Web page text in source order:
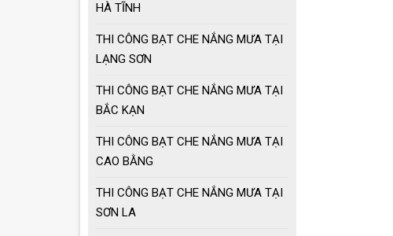
HÀ TĨNH
THI CÔNG BẠT CHE NẮNG MƯA TẠI
LẠNG SƠN
THI CÔNG BẠT CHE NẮNG MƯA TẠI
BẮC KẠN
THI CÔNG BẠT CHE NẮNG MƯA TẠI
CAO BẰNG
THI CÔNG BẠT CHE NẮNG MƯA TẠI
SƠN LA